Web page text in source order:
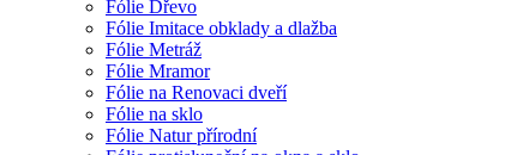
Fólie Dřevo
Fólie Imitace obklady a dlažba
Fólie Metráž
Fólie Mramor
Fólie na Renovaci dveří
Fólie na sklo
Fólie Natur přírodní